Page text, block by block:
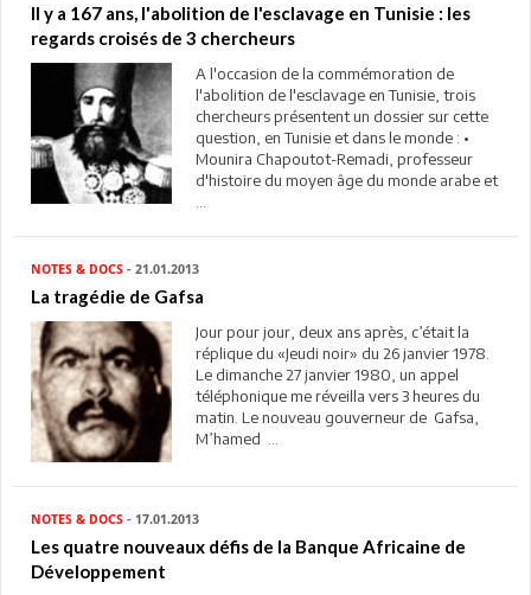
Il y a 167 ans, l'abolition de l'esclavage en Tunisie : les
regards croisés de 3 chercheurs
A l'occasion de la commémoration de
l'abolition de l'esclavage en Tunisie, trois
chercheurs présentent un dossier sur cette
question, en Tunisie et dans le monde : •
Mounira Chapoutot-Remadi, professeur
d'histoire du moyen âge du monde arabe et
NOTES & DOCS - 21.01.2013
La tragédie de Gafsa
Jour pour jour, deux ans après, c’était la
réplique du «Jeudi noir» du 26 janvier 1978.
Le dimanche 27 janvier 1980, un appel
téléphonique me réveilla vers 3 heures du
matin. Le nouveau gouverneur de Gafsa,
M’hamed ...
NOTES & DOCS - 17.01.2013
Les quatre nouveaux défis de la Banque Africaine de
Développement